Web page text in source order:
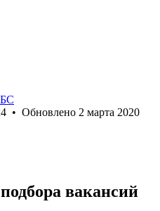
• Обновлено 2 марта 2020
вакансий